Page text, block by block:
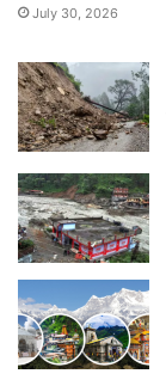
July 30, 2026